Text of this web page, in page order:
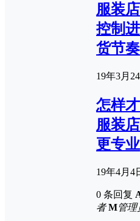
服装
控制
货节奏
19年3月
怎样
服装
更专业
19年4月4
0 条回复
者 M管理